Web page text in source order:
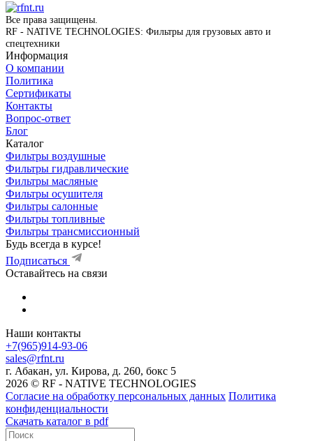
Все права защищены.
RF - NATIVE TECHNOLOGIES: Фильтры для грузовых авто и
спецтехники
Информация
О компании
Политика
Сертификаты
Контакты
Вопрос-ответ
Блог
Каталог
Фильтры воздушные
Фильтры гидравлические
Фильтры масляные
Фильтры осушителя
Фильтры салонные
Фильтры топливные
Фильтры трансмиссионный
Будь всегда в курсе!
Подписаться
Оставайтесь на связи
Наши контакты
+7(965)914-93-06
sales@rfnt.ru
г. Абакан, ул. Кирова, д. 260, бокс 5
2026 © RF - NATIVE TECHNOLOGIES
Согласие на обработку персональных данных Политика
конфиденциальности
Скачать каталог в pdf